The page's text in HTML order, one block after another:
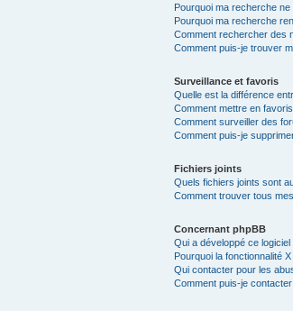
Pourquoi ma recherche
Pourquoi ma recherche
Comment rechercher des
Comment puis-je trouver
Surveillance et favoris
Quelle est la différence
Comment mettre en
Comment surveiller des
Comment puis-je
Fichiers joints
Quels fichiers joints sont
Comment trouver tous
Concernant phpBB
Qui a développé ce
Pourquoi la fonctionnalité
Qui contacter pour les
Comment puis-je